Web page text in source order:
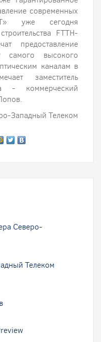
современных
уже сегодня
FTTH-
предоставление
самого высокого
каналам в
заместитель
- коммерческий
Западный Телеком
Северо-
Телеком